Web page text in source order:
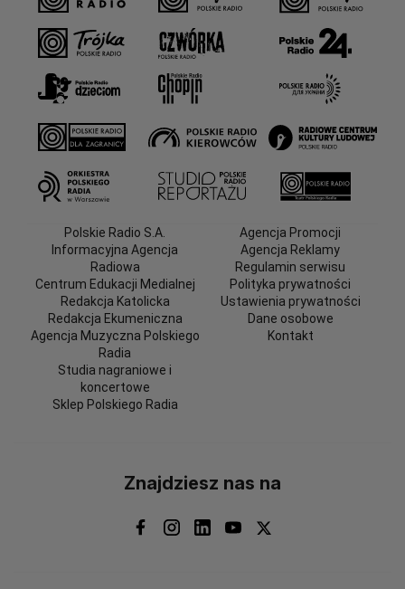
Polskie Radio S.A.
Informacyjna Agencja
Radiowa
Centrum Edukacji Medialnej
Redakcja Katolicka
Redakcja Ekumeniczna
Agencja Muzyczna Polskiego
Radia
Studia nagraniowe i
koncertowe
Sklep Polskiego Radia
Agencja Promocji
Agencja Reklamy
Regulamin serwisu
Polityka prywatności
Ustawienia prywatności
Dane osobowe
Kontakt
Znajdziesz nas na